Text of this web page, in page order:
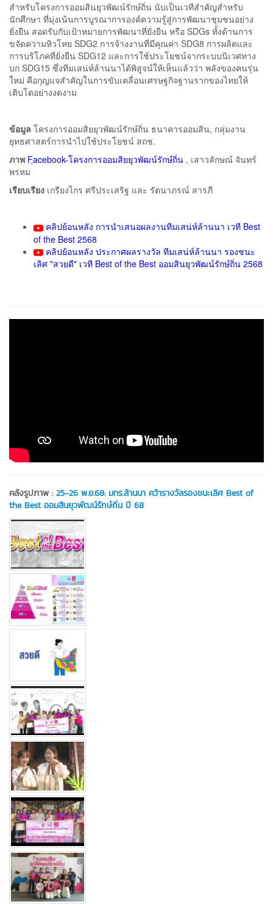
สำหรับโครงการออมสินยุวพัฒน์รักษ์ถิ่น นับเป็นเวทีสำคัญสำหรับ
นักศึกษา ที่มุ่งเน้นการบูรณาการองค์ความรู้สู่การพัฒนาชุมชนอย่าง
ยั่งยืน สอดรับกับเป้าหมายการพัฒนาที่ยั่งยืน หรือ SDGs ทั้งด้านการ
ขจัดความหิวโหย SDG2 การจ้างงานที่มีคุณค่า SDG8 การผลิตและ
การบริโภคที่ยั่งยืน SDG12 และการใช้ประโยชน์จากระบบนิเวศทาง
บก SDG15 ซึ่งทีมเสน่ห์ล้านนาได้พิสูจน์ให้เห็นแล้วว่า พลังของคนรุ่น
ใหม่ คือกุญแจสำคัญในการขับเคลื่อนเศรษฐกิจฐานรากของไทยให้
เติบโตอย่างงดงาม
ข้อมูล โครงการออมสิยยุวพัฒน์รักษ์ถิ่น ธนาคารออมสิน, กลุ่มงาน
ยุทธศาสตร์การนำไปใช้ประโยชน์ สถช.
ภาพ Fฺacebook-โครงการออมสิยยุวพัฒน์รักษ์ถิ่น , เสาวลักษณ์ จันทร์
พรหม
เรียบเรียง เกรียงไกร ศรีประเสริฐ และ รัตนาภรณ์ สารภี
คลิปย้อนหลัง การนำเสนอผลงานทีมเสน่ห์ล้านนา เวที Best
of the Best 2568
คลิปย้อนหลัง ประกาศผลรางวัล ทีมเสน่ห์ล้านนา รองชนะ
เลิศ "สวยดี" เวที Best of the Best ออมสินยุวพัฒน์รักษ์ถิ่น 2568
คลังรูปภาพ :25-26 พ.ย.68: มทร.ล้านนา คว้ารางวัลรองชนะเลิศ Best of
the Best ออมสินยุวพัฒน์รักษ์ถิ่น ปี 68